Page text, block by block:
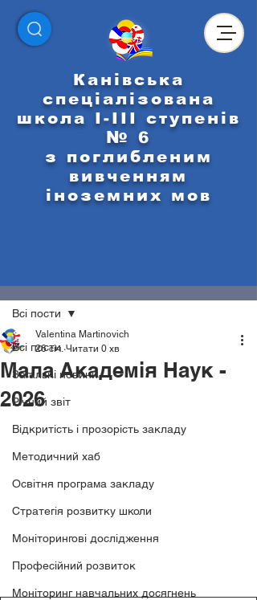
Канівська
спеціалізована
школа І-ІІІ ступенів
№ 6
з поглибленим
вивченням
іноземних мов
Всі пости
Загальні новини
Річний звіт
Відкритість і прозорість закладу
Методичний хаб
Освітня програма закладу
Стратегія розвитку школи
Моніторингові дослідження
Професійний розвиток
Моніторинг навчальних досягнень
Всі пости
Мала Академія Наук -
2026
Valentina Martinovich
26 січ. Читати 0 хв